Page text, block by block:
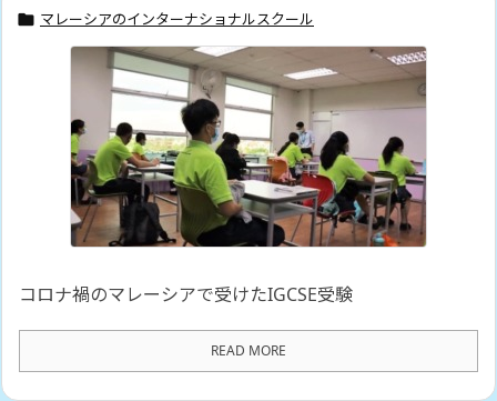
 マレーシアのインターナショナルスクール
コロナ禍のマレーシアで受けたIGCSE受験
READ MORE